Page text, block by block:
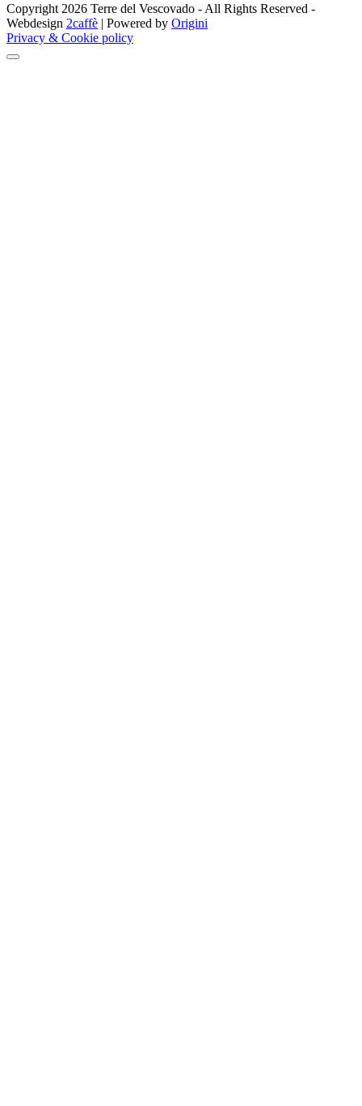
Copyright 2026 Terre del Vescovado - All Rights Reserved -
Webdesign 2caffè | Powered by Origini
Privacy & Cookie policy